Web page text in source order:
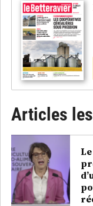
Articles